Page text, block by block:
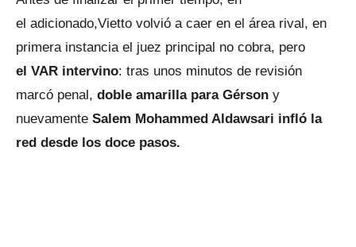
el adicionado,Vietto volvió a caer en el área rival, en
primera instancia el juez principal no cobra, pero
el VAR intervino: tras unos minutos de revisión
marcó penal, doble amarilla para Gérson y
nuevamente Salem Mohammed Aldawsari infló la
red desde los doce pasos.